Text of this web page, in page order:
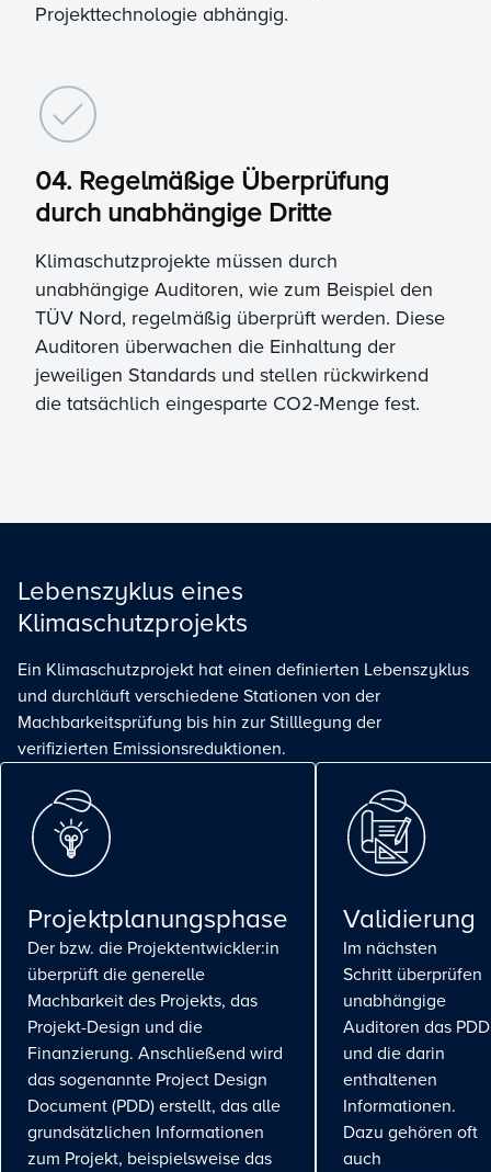
Projekttechnologie abhängig.
04. Regelmäßige Überprüfung
durch unabhängige Dritte
Klimaschutzprojekte müssen durch
unabhängige Auditoren, wie zum Beispiel den
TÜV Nord, regelmäßig überprüft werden. Diese
Auditoren überwachen die Einhaltung der
jeweiligen Standards und stellen rückwirkend
die tatsächlich eingesparte CO2-Menge fest.
Lebenszyklus eines
Klimaschutzprojekts
Ein Klimaschutzprojekt hat einen definierten Lebenszyklus
und durchläuft verschiedene Stationen von der
Machbarkeitsprüfung bis hin zur Stilllegung der
verifizierten Emissionsreduktionen.
Projektplanungsphase
Der bzw. die Projektentwickler:in
überprüft die generelle
Machbarkeit des Projekts, das
Projekt-Design und die
Finanzierung. Anschließend wird
das sogenannte Project Design
Document (PDD) erstellt, das alle
grundsätzlichen Informationen
zum Projekt, beispielsweise das
Validierung
Im nächsten
Schritt überprüfen
unabhängige
Auditoren das PDD
und die darin
enthaltenen
Informationen.
Dazu gehören oft
auch